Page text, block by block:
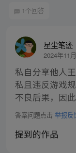
1个回答
星尘笔迹
2024年11
私自分享他人
私且违反游戏
不良后果，因
答案问题点击 举报反
提到的作品